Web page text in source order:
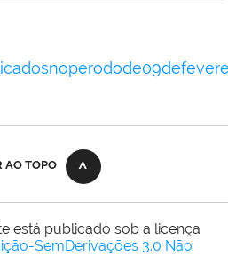
AO TOPO
está publicado sob a licença
SemDerivações 3.0 Não